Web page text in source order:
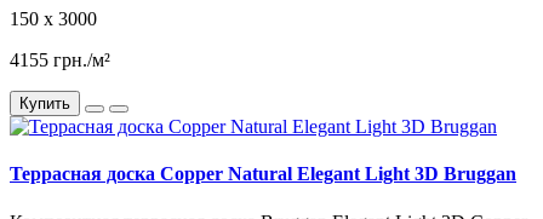
150 x 3000
4155 грн./м²
Купить
Террасная доска Copper Natural Elegant Light 3D Bruggan